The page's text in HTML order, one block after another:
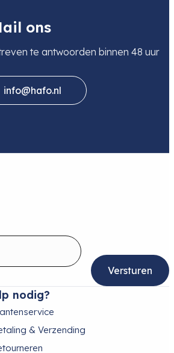
ons
te antwoorden binnen 48 uur
info@hafo.nl
nodig?
& Verzending